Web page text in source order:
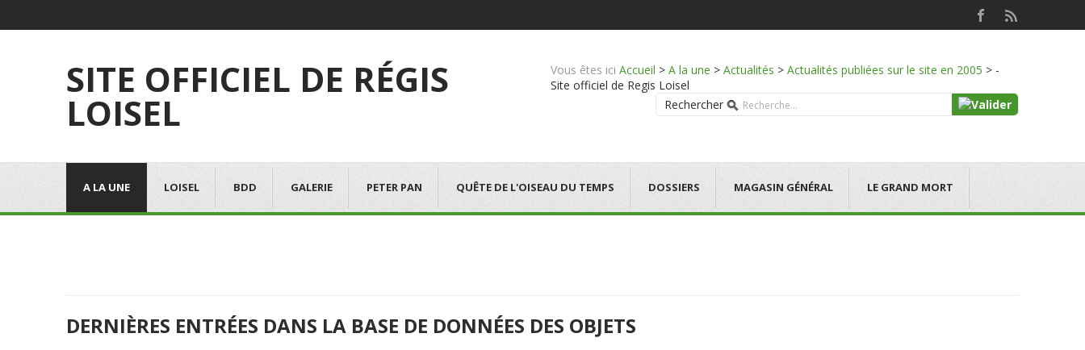
SITE OFFICIEL DE RÉGIS
LOISEL
Vous êtes ici Accueil > A la une > Actualités > Actualités publiées sur le site en 2005 > -
Site officiel de Regis Loisel
Rechercher
A LA UNE LOISEL BDD GALERIE PETER PAN QUÊTE DE L'OISEAU DU TEMPS DOSSIERS MAGASIN GÉNÉRAL LE GRAND MORT
DERNIÈRES ENTRÉES DANS LA BASE DE DONNÉES DES OBJETS